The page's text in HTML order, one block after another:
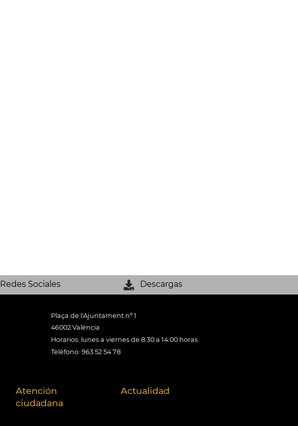
Redes Sociales Descargas
Plaça de l'Ajuntament nº 1
46002 València
Horarios: lunes a viernes de 8:30 a 14:00 horas
Teléfono: 963 52 54 78
Atención
ciudadana
Actualidad